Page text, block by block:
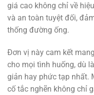
giá cao không chỉ về
và an toàn tuyệt đối,
thống đường ống.
Đơn vị này cam kết
cho mọi tình huống, dù
giản hay phức tạp nhất.
cố tắc nghẽn không chỉ